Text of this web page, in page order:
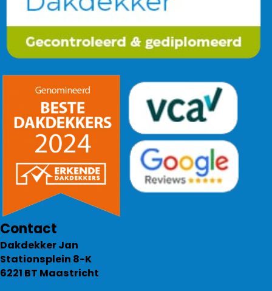
Contact
Dakdekker Jan
Stationsplein 8-K
6221 BT Maastricht